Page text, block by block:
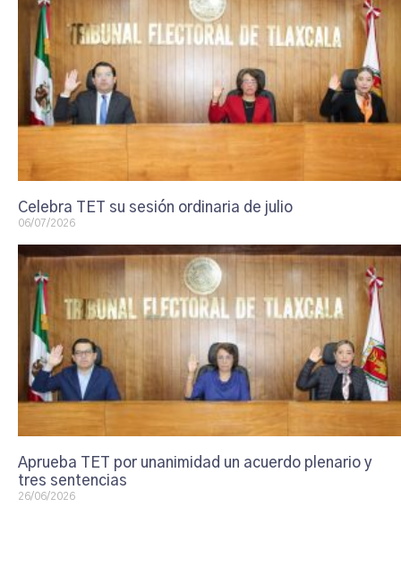
Celebra TET su sesión ordinaria de julio
06/07/2026
Aprueba TET por unanimidad un acuerdo plenario y
tres sentencias
26/06/2026